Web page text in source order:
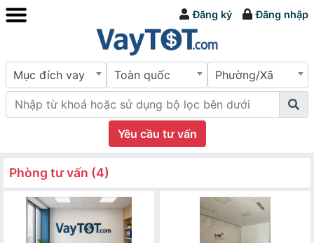
Đăng ký Đăng nhập
Mục đích vay Toàn quốc Phường/Xã
Yêu cầu tư vấn
Phòng tư vấn (4)